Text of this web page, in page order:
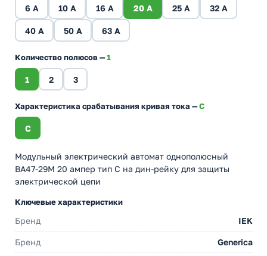
6 A 10 A 16 A 20 A 25 A 32 A
40 A 50 A 63 A
Количество полюсов —1
1 2 3
Характеристика срабатывания кривая тока —C
C
Модульный электрический автомат однополюсный
ВА47-29М 20 ампер тип С на дин-рейку для защиты
электрической цепи
Ключевые характеристики
Бренд IEK
Бренд Generica